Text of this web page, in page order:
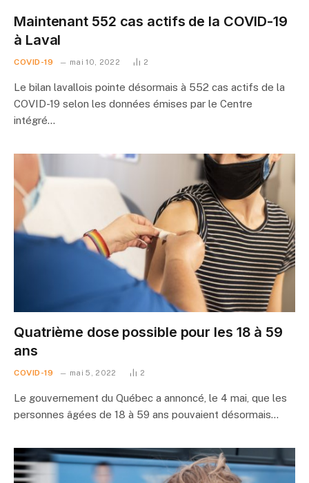
Maintenant 552 cas actifs de la COVID-19
à Laval
COVID-19 mai 10, 2022 2
Le bilan lavallois pointe désormais à 552 cas actifs de la
COVID-19 selon les données émises par le Centre
intégré…
Quatrième dose possible pour les 18 à 59
ans
COVID-19 mai 5, 2022 2
Le gouvernement du Québec a annoncé, le 4 mai, que les
personnes âgées de 18 à 59 ans pouvaient désormais…